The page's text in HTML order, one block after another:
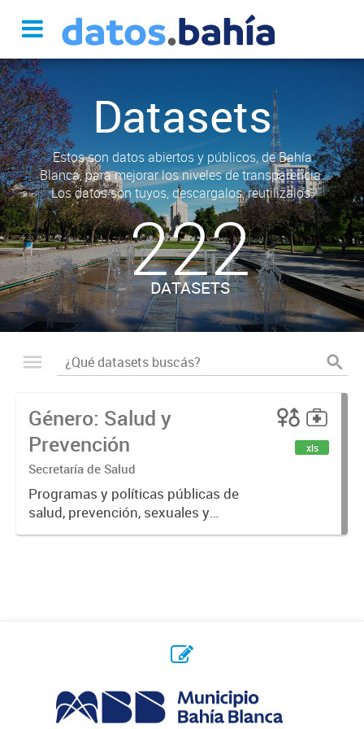
Datasets
Estos son datos abiertos y públicos, de Bahía
Blanca, para mejorar los niveles de transparencia.
Los datos son tuyos, descargalos, reutilizalos.
222
DATASETS
Género: Salud y
Prevención
Secretaría de Salud
Programas y políticas públicas de
salud, prevención, sexuales y
reproductivas.
xls